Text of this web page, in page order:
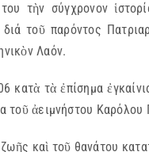
τὴν σύγχρονον
διά τοῦ παρόντος
Λαόν.
κατὰ τὰ ἐπίσημα
τοῦ ἀειμνήστου Καρόλου
καὶ τοῦ θανάτου